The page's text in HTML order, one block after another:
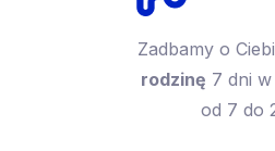
Zadbamy o
rodzinę 7 dni
od 7 do